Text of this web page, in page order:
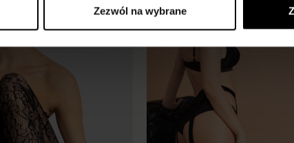
Zezwól na wybrane